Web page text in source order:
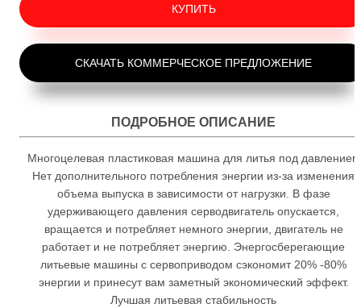
КУПИТЬ
СКАЧАТЬ КОММЕРЧЕСКОЕ ПРЕДЛОЖЕНИЕ
ПОДРОБНОЕ ОПИСАНИЕ
Многоцелевая пластиковая машина для литья под давлением
Нет дополнительного потребления энергии из-за изменения
объема выпуска в зависимости от нагрузки. В фазе
удерживающего давления серводвигатель опускается,
вращается и потребляет немного энергии, двигатель не
работает и не потребляет энергию. Энергосберегающие
литьевые машины с сервоприводом сэкономит 20% -80%
энергии и принесут вам заметный экономический эффект.
Лучшая литьевая стабильность